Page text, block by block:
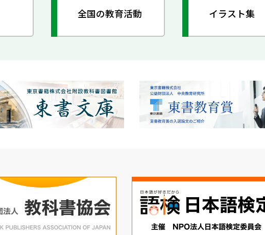
全国の教育活動 イラスト集